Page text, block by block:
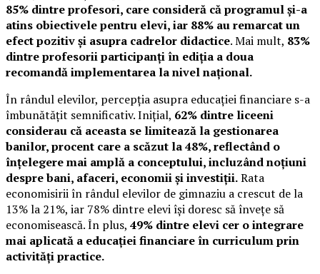
85% dintre profesori, care consideră că programul și-a
atins obiectivele pentru elevi, iar 88% au remarcat un
efect pozitiv și asupra cadrelor didactice. Mai mult, 83%
dintre profesorii participanți în ediția a doua
recomandă implementarea la nivel național.
În rândul elevilor, percepția asupra educației financiare s-a
îmbunătățit semnificativ. Inițial, 62% dintre liceeni
considerau că aceasta se limitează la gestionarea
banilor, procent care a scăzut la 48%, reflectând o
înțelegere mai amplă a conceptului, incluzând noțiuni
despre bani, afaceri, economii și investiții.Rata
economisirii în rândul elevilor de gimnaziu a crescut de la
13% la 21%, iar 78% dintre elevi își doresc să învețe să
economisească. În plus, 49% dintre elevi cer o integrare
mai aplicată a educației financiare în curriculum prin
activități practice.